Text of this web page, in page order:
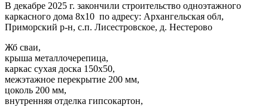
В декабре 2025 г. закончили строительство одноэтажного
каркасного дома 8х10 по адресу: Архангельская обл,
Приморский р-н, с.п. Лисестровское, д. Нестерово
Жб сваи,
крыша металлочерепица,
каркас сухая доска 150х50,
межэтажное перекрытие 200 мм,
цоколь 200 мм,
внутренняя отделка гипсокартон,